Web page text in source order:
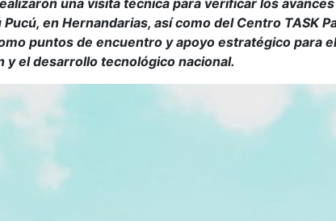
una visita técnica para verificar los
en Hernandarias, así como del Centro TASK
puntos de encuentro y apoyo estratégico para
y el desarrollo tecnológico nacional.